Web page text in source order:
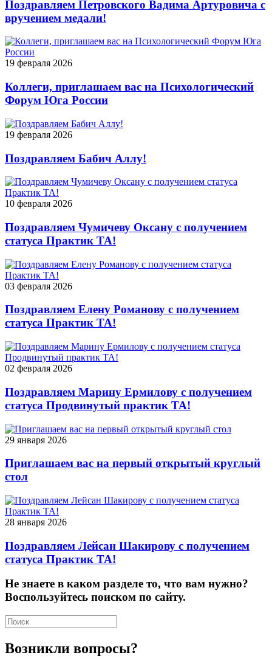
Поздравляем Петровского Вадима Артуровича с
вручением медали!
19 февраля 2026
Коллеги, приглашаем вас на Психологический
Форум Юга России
19 февраля 2026
Поздравляем Бабич Аллу!
10 февраля 2026
Поздравляем Чумичеву Оксану с получением
статуса Практик ТА!
03 февраля 2026
Поздравляем Елену Романову с получением
статуса Практик ТА!
02 февраля 2026
Поздравляем Марину Ермилову с получением
статуса Продвинутый практик ТА!
29 января 2026
Приглашаем вас на первый открытый круглый
стол
28 января 2026
Поздравляем Лейсан Шакирову с получением
статуса Практик ТА!
Не знаете в каком разделе то, что вам нужно?
Воспользуйтесь поиском по сайту.
Возникли вопросы?